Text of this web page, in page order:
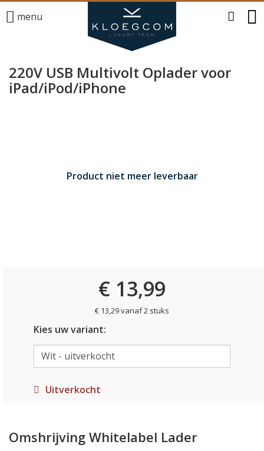
menu
220V USB Multivolt Oplader voor
iPad/iPod/iPhone
Product niet meer leverbaar
€ 13,99
€ 13,29 vanaf 2 stuks
Kies uw variant:
Uitverkocht
Omshrijving Whitelabel Lader